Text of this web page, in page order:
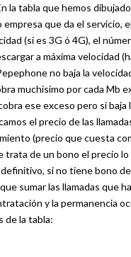
la tabla que hemos
empresa que da el servicio,
(si es 3G ó 4G), el
a máxima velocidad
no baja la
muchisimo por cada Mb
ese exceso pero si baja
el precio de las
(precio que cuesta
trata de un bono el precio
si no tiene bono
sumar las llamadas que
y la permanencia
de la tabla: